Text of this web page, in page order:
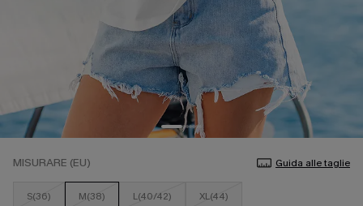
MISURARE (EU) Guida alle taglie
S(36) M(38) L(40/42) XL(44)